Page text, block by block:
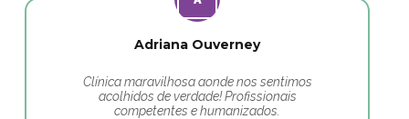
Adriana Ouverney
Clínica maravilhosa aonde nos sentimos
acolhidos de verdade! Profissionais
competentes e humanizados.